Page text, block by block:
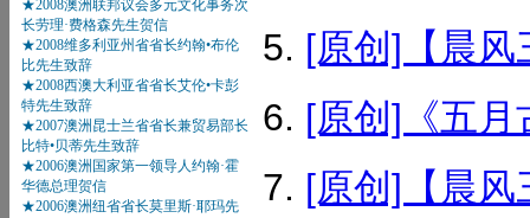
[原创]【晨风
[原创]《五月
[原创]【晨风